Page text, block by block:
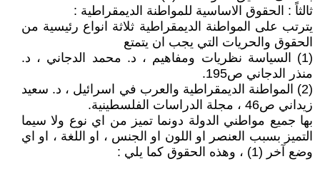
ثالثاً : الحقوق الاساسية للمواطنة الديمقراطية :
يترتب على المواطنة الديمقراطية ثلاثة انواع رئيسية من
الحقوق والحريات التي يجب ان يتمتع
(1) السياسة نظريات ومفاهيم ، د. محمد الدجاني ، د.
منذر الدجاني ص195.
(2) المواطنة الديمقراطية والعرب في اسرائيل ، د. سعيد
زيداني ص46 ، مجلة الدراسات الفلسطينية.
بها جميع مواطني الدولة دونما تميز من اي نوع ولا سيما
التميز بسبب العنصر او اللون او الجنس ، او اللغة ، او اي
وضع آخر (1) ، وهذه الحقوق كما يلي :